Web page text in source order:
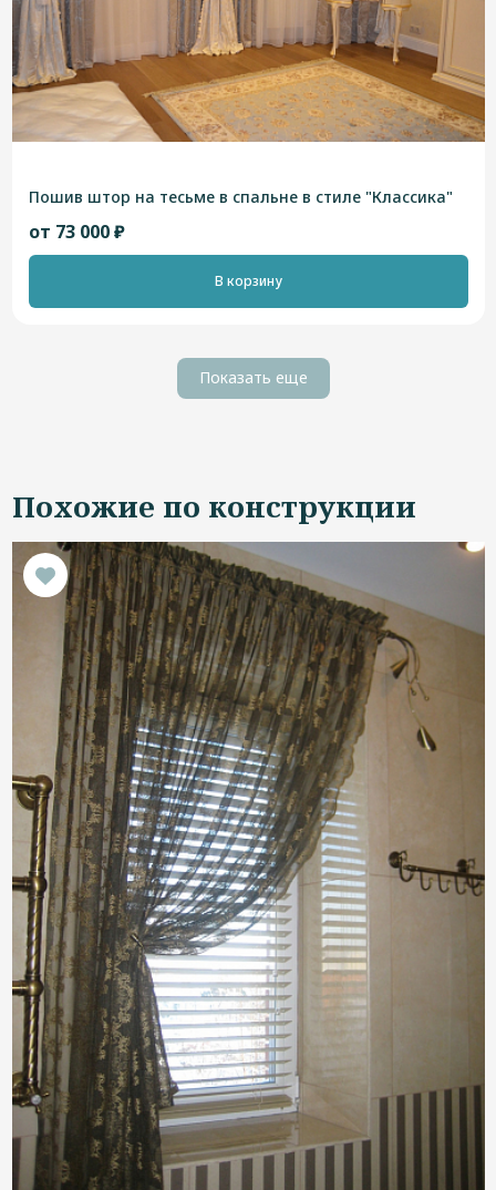
Пошив штор на тесьме в спальне в стиле "Классика"
от 73 000 ₽
В корзину
Показать еще
Похожие по конструкции